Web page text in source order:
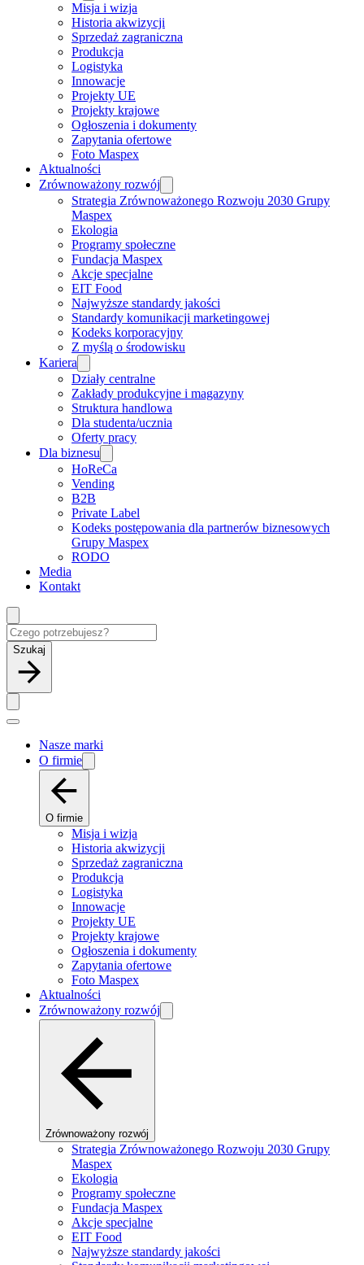
Misja i wizja
Historia akwizycji
Sprzedaż zagraniczna
Produkcja
Logistyka
Innowacje
Projekty UE
Projekty krajowe
Ogłoszenia i dokumenty
Zapytania ofertowe
Foto Maspex
Aktualności
Zrównoważony rozwój
Strategia Zrównoważonego Rozwoju 2030 Grupy
Maspex
Ekologia
Programy społeczne
Fundacja Maspex
Akcje specjalne
EIT Food
Najwyższe standardy jakości
Standardy komunikacji marketingowej
Kodeks korporacyjny
Z myślą o środowisku
Kariera
Działy centralne
Zakłady produkcyjne i magazyny
Struktura handlowa
Dla studenta/ucznia
Oferty pracy
Dla biznesu
HoReCa
Vending
B2B
Private Label
Kodeks postępowania dla partnerów biznesowych
Grupy Maspex
RODO
Media
Kontakt
Szukaj
Nasze marki
O firmie
O firmie
Misja i wizja
Historia akwizycji
Sprzedaż zagraniczna
Produkcja
Logistyka
Innowacje
Projekty UE
Projekty krajowe
Ogłoszenia i dokumenty
Zapytania ofertowe
Foto Maspex
Aktualności
Zrównoważony rozwój
Zrównoważony rozwój
Strategia Zrównoważonego Rozwoju 2030 Grupy
Maspex
Ekologia
Programy społeczne
Fundacja Maspex
Akcje specjalne
EIT Food
Najwyższe standardy jakości